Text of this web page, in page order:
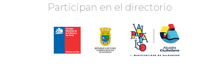
Participan en el directorio